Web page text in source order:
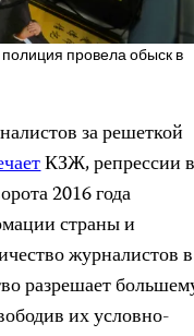
полиция провела обыск в
за решеткой
КЗЖ, репрессии в
2016 года
страны и
журналистов в
разрешает
их условно-